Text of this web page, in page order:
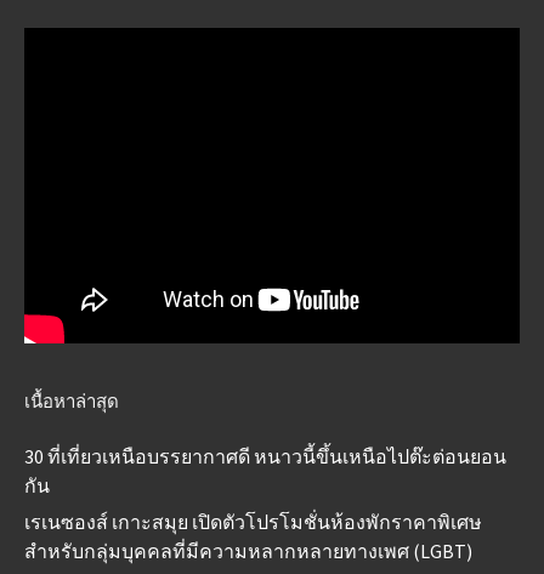
เนื้อหาล่าสุด
30 ที่เที่ยวเหนือบรรยากาศดี หนาวนี้ขึ้นเหนือไปต๊ะต่อนยอน
กัน
เรเนซองส์ เกาะสมุย เปิดตัวโปรโมชั่นห้องพักราคาพิเศษ
สำหรับกลุ่มบุคคลที่มีความหลากหลายทางเพศ (LGBT)